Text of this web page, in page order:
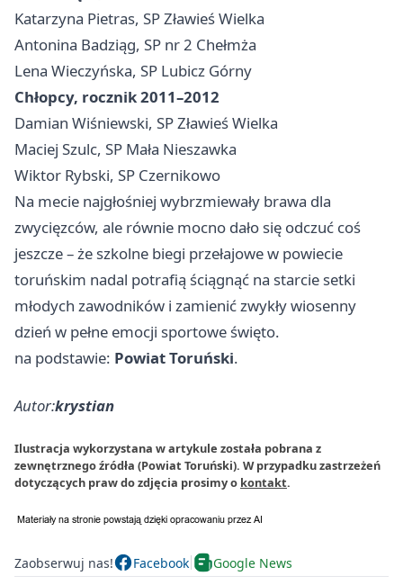
Katarzyna Pietras, SP Zławieś Wielka
Antonina Badziąg, SP nr 2 Chełmża
Lena Wieczyńska, SP Lubicz Górny
Chłopcy, rocznik 2011–2012
Damian Wiśniewski, SP Zławieś Wielka
Maciej Szulc, SP Mała Nieszawka
Wiktor Rybski, SP Czernikowo
Na mecie najgłośniej wybrzmiewały brawa dla
zwycięzców, ale równie mocno dało się odczuć coś
jeszcze – że szkolne biegi przełajowe w powiecie
toruńskim nadal potrafią ściągnąć na starcie setki
młodych zawodników i zamienić zwykły wiosenny
dzień w pełne emocji sportowe święto.
na podstawie: Powiat Toruński.
Autor:krystian
Ilustracja wykorzystana w artykule została pobrana z
zewnętrznego źródła (Powiat Toruński). W przypadku zastrzeżeń
dotyczących praw do zdjęcia prosimy o kontakt.
Zaobserwuj nas! Facebook Google News